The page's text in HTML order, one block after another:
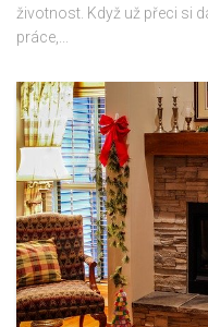
životnost. Když už přeci si
práce,...